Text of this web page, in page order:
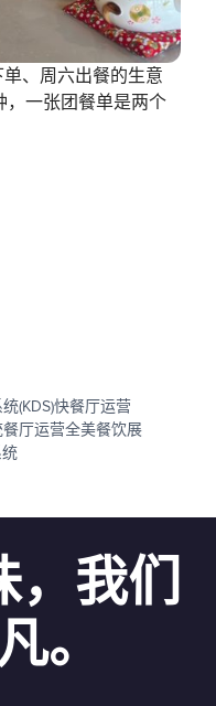
、周六出餐的生意
一张团餐单是两个
(KDS)快餐厅运营
餐厅运营全美餐饮展
，我们
。